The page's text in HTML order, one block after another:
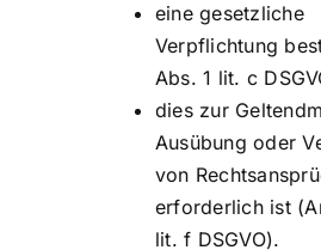
eine gesetzliche
Verpflichtung
Abs. 1 lit. c
dies zur
Ausübung oder
von
erforderlich ist
lit. f DSGVO).